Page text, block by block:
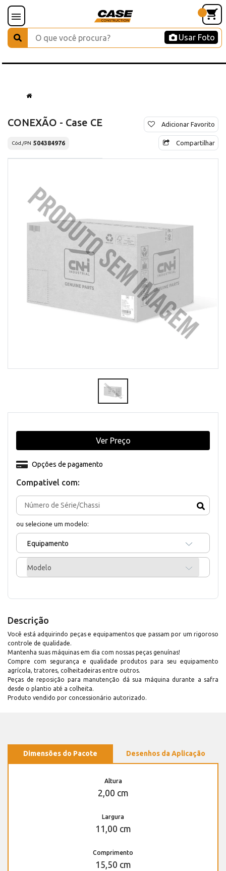
Usar Foto
CONEXÃO - Case CE
Cód./PN 504384976
Adicionar Favorito
Compartilhar
Compativel com:
ou selecione um modelo:
Equipamento
Modelo
Opções de pagamento
Ver Preço
Descrição
Você está adquirindo peças e equipamentos que passam por um rigoroso
controle de qualidade.
Mantenha suas máquinas em dia com nossas peças genuínas!
Compre com segurança e qualidade produtos para seu equipamento
agrícola, tratores, colheitadeiras entre outros.
Peças de reposição para manutenção dá sua máquina durante a safra
desde o plantio até a colheita.
Produto vendido por concessionário autorizado.
Dimensões do Pacote Desenhos da Aplicação
Altura
2,00 cm
Largura
11,00 cm
Comprimento
15,50 cm